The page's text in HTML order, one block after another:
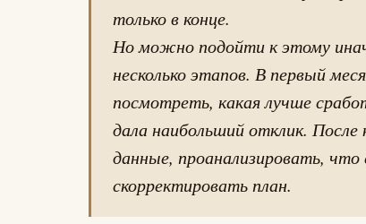
только в конце.
Но можно подойти к этому
несколько этапов. В первый
посмотреть, какая лучше
дала наибольший отклик.
данные, проанализировать,
скорректировать план.